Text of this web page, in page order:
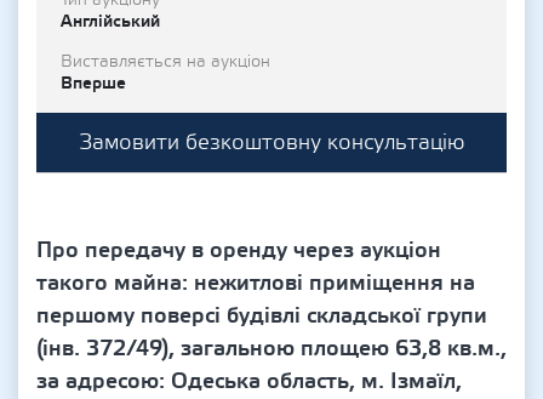
Англійський
Виставляється на аукціон
Вперше
Замовити безкоштовну консультацію
Про передачу в оренду через аукціон
такого майна: нежитлові приміщення на
першому поверсі будівлі складської групи
(інв. 372/49), загальною площею 63,8 кв.м.,
за адресою: Одеська область, м. Ізмаїл,